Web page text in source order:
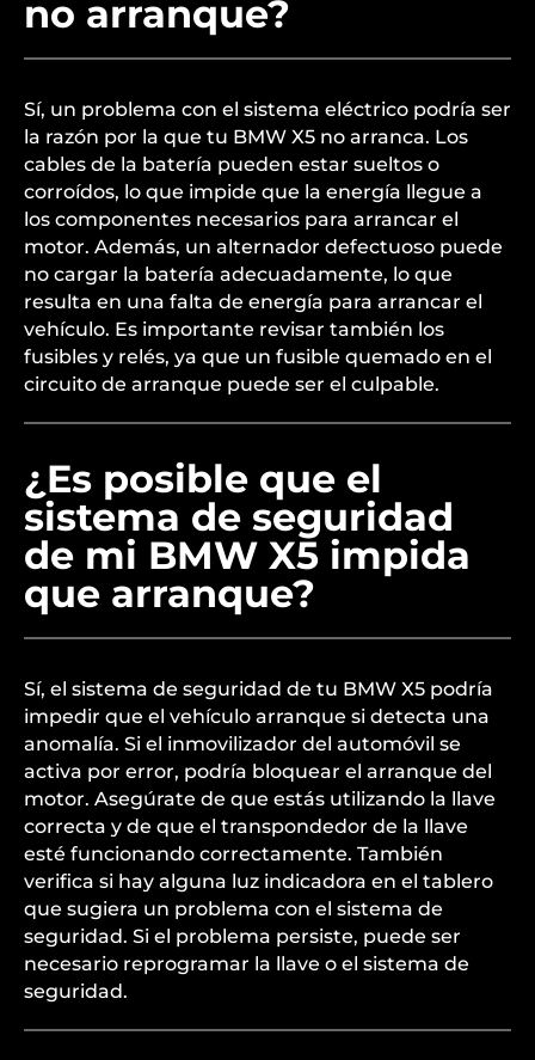
no arranque?
Sí, un problema con el sistema eléctrico podría ser
la razón por la que tu BMW X5 no arranca. Los
cables de la batería pueden estar sueltos o
corroídos, lo que impide que la energía llegue a
los componentes necesarios para arrancar el
motor. Además, un alternador defectuoso puede
no cargar la batería adecuadamente, lo que
resulta en una falta de energía para arrancar el
vehículo. Es importante revisar también los
fusibles y relés, ya que un fusible quemado en el
circuito de arranque puede ser el culpable.
¿Es posible que el
sistema de seguridad
de mi BMW X5 impida
que arranque?
Sí, el sistema de seguridad de tu BMW X5 podría
impedir que el vehículo arranque si detecta una
anomalía. Si el inmovilizador del automóvil se
activa por error, podría bloquear el arranque del
motor. Asegúrate de que estás utilizando la llave
correcta y de que el transpondedor de la llave
esté funcionando correctamente. También
verifica si hay alguna luz indicadora en el tablero
que sugiera un problema con el sistema de
seguridad. Si el problema persiste, puede ser
necesario reprogramar la llave o el sistema de
seguridad.